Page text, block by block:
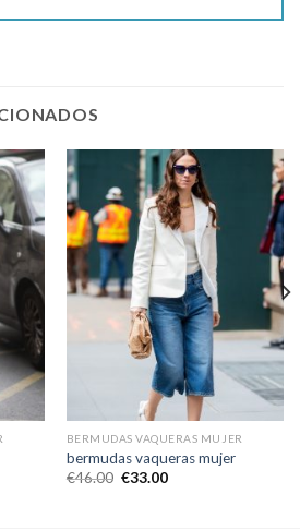
BERMUDAS VAQUERAS MUJER
bermudas vaqueras mujer
€46.00 €33.00